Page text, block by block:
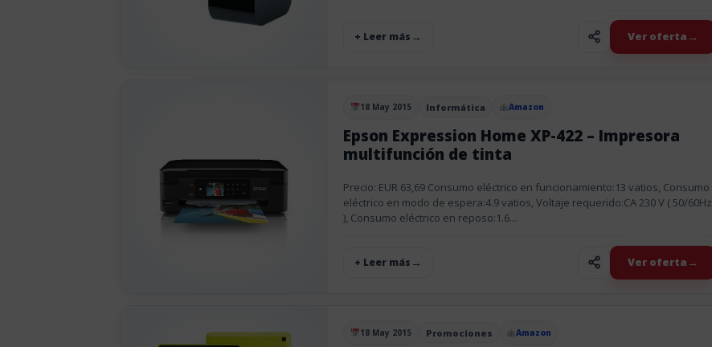
+ Leer más Ver oferta
Publicado el
18 May 2015 Informática Amazon
Epson Expression Home XP-422 – Impresora
multifunción de tinta
Precio: EUR 63,69 Consumo eléctrico en funcionamiento:13 vatios, Consumo
eléctrico en modo de espera:4.9 vatios, Voltaje requerido:CA 230 V ( 50/60Hz
), Consumo eléctrico en reposo:1.6...
+ Leer más Ver oferta
Publicado el
18 May 2015 Promociones Amazon